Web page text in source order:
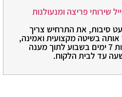
שירותי פריצה ומנעולנות
סיבות, את התרחיש צריך
בשיטה מקצועית ואמינה,
אנו זמינים עבורכם 24 שעות 7 ימים בשבוע לתוך מענה
עד לבית הלקוח.